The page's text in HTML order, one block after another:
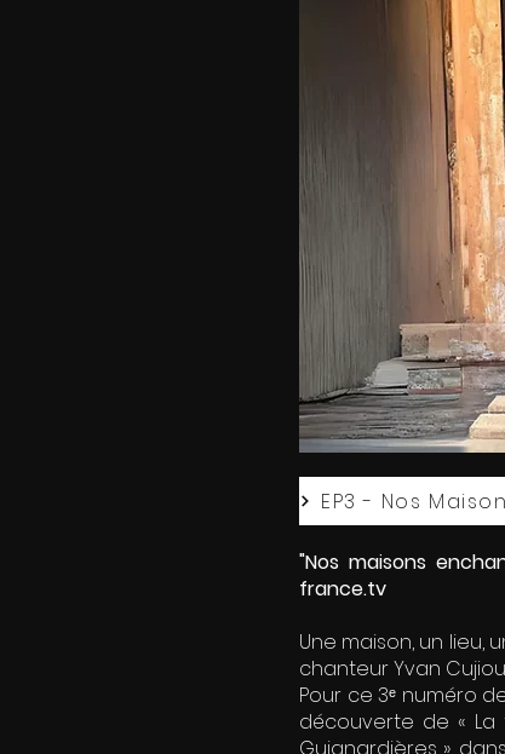
EP3 - Nos
"Nos maisons
france.tv
Une maison, un
chanteur Yvan
Pour ce 3ᵉ numéro
découverte de « La